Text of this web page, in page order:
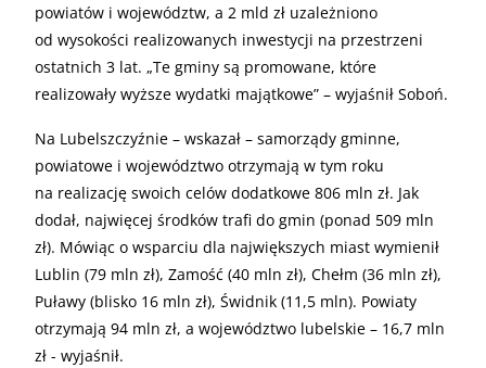
powiatów i województw, a 2 mld zł uzależniono
od wysokości realizowanych inwestycji na przestrzeni
ostatnich 3 lat. „Te gminy są promowane, które
realizowały wyższe wydatki majątkowe” – wyjaśnił Soboń.
Na Lubelszczyźnie – wskazał – samorządy gminne,
powiatowe i województwo otrzymają w tym roku
na realizację swoich celów dodatkowe 806 mln zł. Jak
dodał, najwięcej środków trafi do gmin (ponad 509 mln
zł). Mówiąc o wsparciu dla największych miast wymienił
Lublin (79 mln zł), Zamość (40 mln zł), Chełm (36 mln zł),
Puławy (blisko 16 mln zł), Świdnik (11,5 mln). Powiaty
otrzymają 94 mln zł, a województwo lubelskie – 16,7 mln
zł - wyjaśnił.